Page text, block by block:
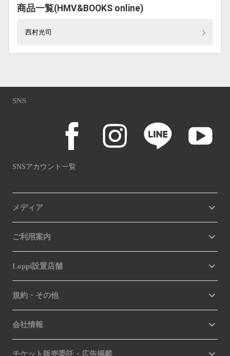
商品一覧(HMV&BOOKS online)
西村光司
SNS
SNSアカウント一覧
メディア
ご利用案内
Loppi設置店舗
規約・その他
会社情報
チケット販売委託・広告掲載